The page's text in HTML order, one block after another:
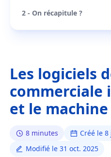
2 - On récapitule ?
Les logiciels
commerciale
et le
8 minutes
Créé le
Modifié le 31 oct. 2025